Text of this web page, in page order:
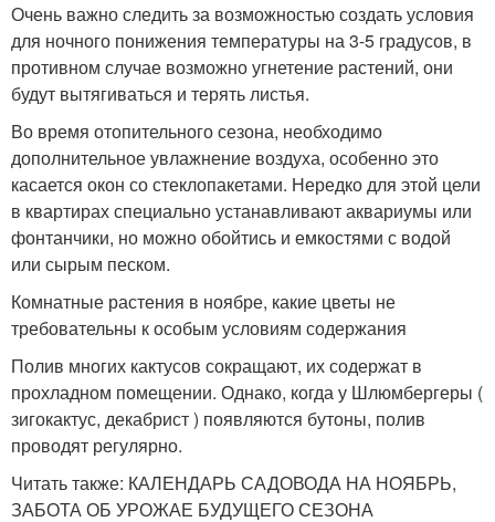
Очень важно следить за возможностью создать условия
для ночного понижения температуры на 3-5 градусов, в
противном случае возможно угнетение растений, они
будут вытягиваться и терять листья.
Во время отопительного сезона, необходимо
дополнительное увлажнение воздуха, особенно это
касается окон со стеклопакетами. Нередко для этой цели
в квартирах специально устанавливают аквариумы или
фонтанчики, но можно обойтись и емкостями с водой
или сырым песком.
Комнатные растения в ноябре, какие цветы не
требовательны к особым условиям содержания
Полив многих кактусов сокращают, их содержат в
прохладном помещении. Однако, когда у Шлюмбергеры (
зигокактус, декабрист ) появляются бутоны, полив
проводят регулярно.
Читать также: КАЛЕНДАРЬ САДОВОДА НА НОЯБРЬ,
ЗАБОТА ОБ УРОЖАЕ БУДУЩЕГО СЕЗОНА